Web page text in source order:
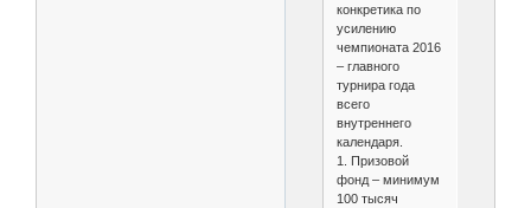
конкретика по
усилению
чемпионата 2016
– главного
турнира года
всего
внутреннего
календаря.
1. Призовой
фонд – минимум
100 тысяч